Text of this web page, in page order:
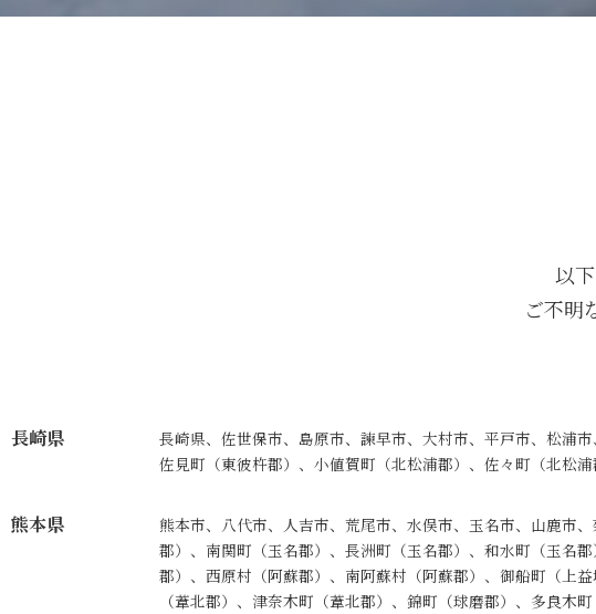
以
ご不明
長崎県
長崎県、佐世保市、島原市、諫早市、大村市、平戸市、松浦
佐見町（東彼杵郡）、小値賀町（北松浦郡）、佐々町（北松浦
熊本県
熊本市、八代市、人吉市、荒尾市、水俣市、玉名市、山鹿市
郡）、南関町（玉名郡）、長洲町（玉名郡）、和水町（玉名
郡）、西原村（阿蘇郡）、南阿蘇村（阿蘇郡）、御船町（上
（葦北郡）、津奈木町（葦北郡）、錦町（球磨郡）、多良